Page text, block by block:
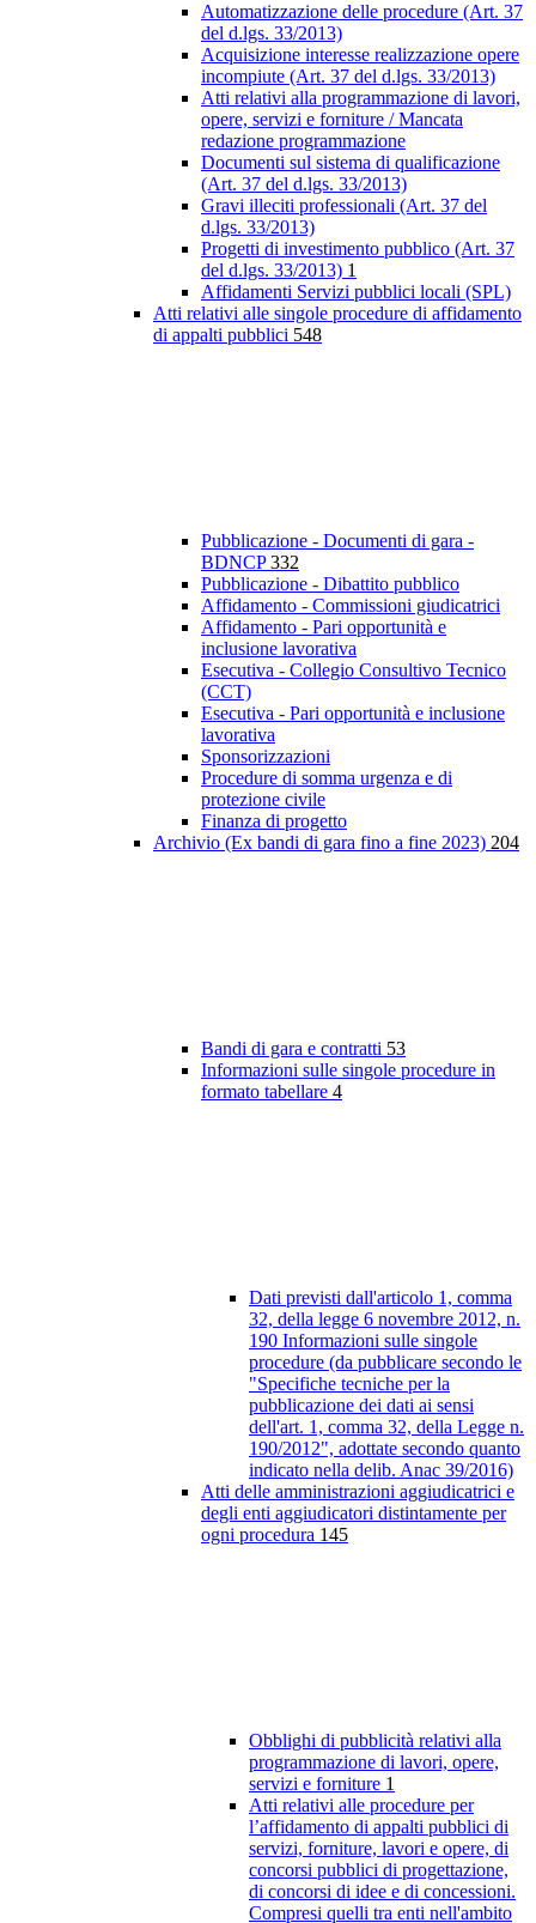
Automatizzazione delle procedure (Art. 37
del d.lgs. 33/2013)
Acquisizione interesse realizzazione opere
incompiute (Art. 37 del d.lgs. 33/2013)
Atti relativi alla programmazione di lavori,
opere, servizi e forniture / Mancata
redazione programmazione
Documenti sul sistema di qualificazione
(Art. 37 del d.lgs. 33/2013)
Gravi illeciti professionali (Art. 37 del
d.lgs. 33/2013)
Progetti di investimento pubblico (Art. 37
del d.lgs. 33/2013) 1
Affidamenti Servizi pubblici locali (SPL)
Atti relativi alle singole procedure di affidamento
di appalti pubblici 548
Pubblicazione - Documenti di gara -
BDNCP332
Pubblicazione - Dibattito pubblico
Affidamento - Commissioni giudicatrici
Affidamento - Pari opportunità e
inclusione lavorativa
Esecutiva - Collegio Consultivo Tecnico
(CCT)
Esecutiva - Pari opportunità e inclusione
lavorativa
Sponsorizzazioni
Procedure di somma urgenza e di
protezione civile
Finanza di progetto
Archivio (Ex bandi di gara fino a fine 2023) 204
Bandi di gara e contratti 53
Informazioni sulle singole procedure in
formato tabellare 4
Dati previsti dall'articolo 1, comma
32, della legge 6 novembre 2012, n.
190 Informazioni sulle singole
procedure (da pubblicare secondo le
"Specifiche tecniche per la
pubblicazione dei dati ai sensi
dell'art. 1, comma 32, della Legge n.
190/2012", adottate secondo quanto
indicato nella delib. Anac 39/2016)
Atti delle amministrazioni aggiudicatrici e
degli enti aggiudicatori distintamente per
ogni procedura 145
Obblighi di pubblicità relativi alla
programmazione di lavori, opere,
servizi e forniture 1
Atti relativi alle procedure per
l’affidamento di appalti pubblici di
servizi, forniture, lavori e opere, di
concorsi pubblici di progettazione,
di concorsi di idee e di concessioni.
Compresi quelli tra enti nell'ambito